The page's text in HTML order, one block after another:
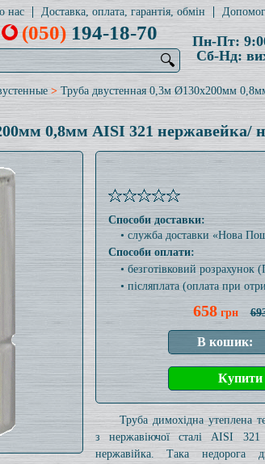
нас Доставка, оплата, гарантія, обмін
(050)194-18-70
🔍
Пн-Пт:
Сб-Нд:
> Труба двустенная 0,3м Ø130x200мм
0,8мм AISI 321 нержавейка/
Способи доставки:
• служба доставки «Нова
Способи оплати:
• безготівковий розрахунок
• післяплата (оплата при
658грн
Труба димохідна утеплена
з нержавіючої сталі AISI
нержавійка. Така недорога